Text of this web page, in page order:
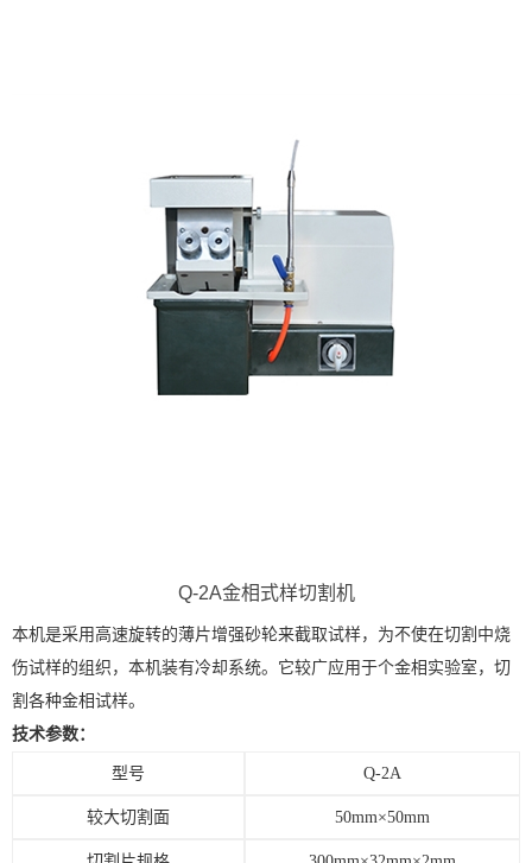
Q-2A金相式样切割机
本机是采用高速旋转的薄片增强砂轮来截取试样，为不使在切割中烧
伤试样的组织，本机装有冷却系统。它较广应用于个金相实验室，切
割各种金相试样。
技术参数：
型号 Q-2A
较大切割面 50mm×50mm
扫描微信二维码